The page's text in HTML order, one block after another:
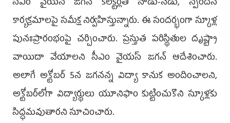
కార్య‌క్ర‌మాల‌పై స‌మీక్ష నిర్వ‌హిస్తున్నారు. ఈ సంద‌ర్భంగా స్కూళ్ల
పునఃప్రారంభంపై చ‌ర్చించారు. ప్ర‌స్తుత ప‌రిస్థితుల దృష్ట్యా
వాయిదా వేయాల‌ని సీఎం వైయ‌స్ జ‌గ‌న్ ఆదేశించారు.
అలాగే అక్టోబ‌ర్ 5న జ‌గ‌న‌న్న విద్యా కానుక అందించాల‌ని,
అక్టోబ‌ర్‌లోగా విద్యార్థులు యూనిఫాం కుట్టించుకొని స్కూళ్ల‌కు
సిద్ధ‌మ‌వుతార‌ని సూచించారు.